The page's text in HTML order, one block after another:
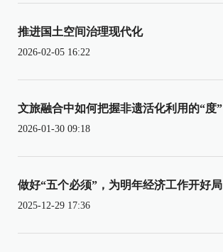
推进国土空间治理现代化
2026-02-05 16:22
文旅融合中如何把握非遗活化利用的“度”
2026-01-30 09:18
做好“五个必须”，为明年经济工作开好局
2025-12-29 17:36